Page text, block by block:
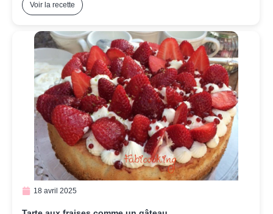
Voir la recette
18 avril 2025